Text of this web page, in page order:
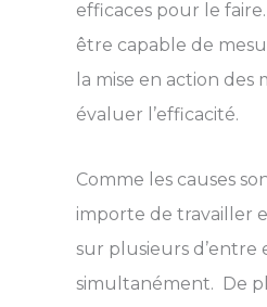
efficaces pour le
être capable de
la mise en action des
évaluer l’efficacité.
Comme les causes
importe de travailler
sur plusieurs d’entre
simultanément. De